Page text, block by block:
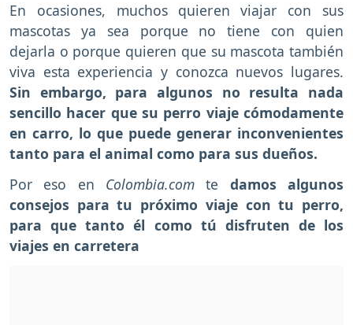
En ocasiones, muchos quieren viajar con sus
mascotas ya sea porque no tiene con quien
dejarla o porque quieren que su mascota también
viva esta experiencia y conozca nuevos lugares.
Sin embargo, para algunos no resulta nada
sencillo hacer que su perro viaje cómodamente
en carro, lo que puede generar inconvenientes
tanto para el animal como para sus dueños.
Por eso en Colombia.com te damos algunos
consejos para tu próximo viaje con tu perro,
para que tanto él como tú disfruten de los
viajes en carretera